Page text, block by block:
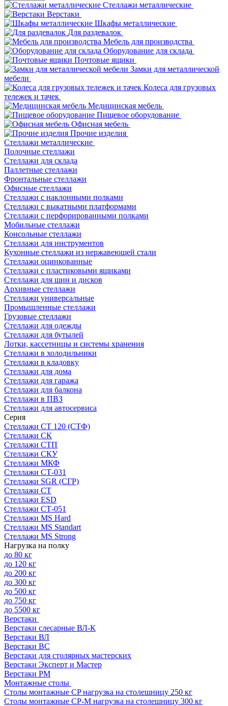
Стеллажи металлические
Верстаки
Шкафы металлические
Для раздевалок
Мебель для производства
Оборудование для склада
Почтовые ящики
Замки для металлической
мебели
Колеса для грузовых
тележек и тачек
Медицинская мебель
Пищевое оборудование
Офисная мебель
Прочие изделия
Стеллажи металлические
Полочные стеллажи
Стеллажи для склада
Паллетные стеллажи
Фронтальные стеллажи
Офисные стеллажи
Стеллажи с наклонными полками
Стеллажи с выкатными платформами
Стеллажи с перфорированными полками
Мобильные стеллажи
Консольные стеллажи
Стеллажи для инструментов
Кухонные стеллажи из нержавеющей стали
Стеллажи оцинкованные
Стеллажи с пластиковыми ящиками
Стеллажи для шин и дисков
Архивные стеллажи
Стеллажи универсальные
Промышленные стеллажи
Грузовые стеллажи
Стеллажи для одежды
Стеллажи для бутылей
Лотки, кассетницы и системы хранения
Стеллажи в холодильники
Стеллажи в кладовку
Стеллажи для дома
Стеллажи для гаража
Стеллажи для балкона
Стеллажи в ПВЗ
Стеллажи для автосервиса
Серия
Стеллажи СТ 120 (СТФ)
Стеллажи СК
Стеллажи СТП
Стеллажи СКУ
Стеллажи МКФ
Стеллажи СТ-031
Стеллажи SGR (СГР)
Стеллажи СТ
Стеллажи ESD
Стеллажи СТ-051
Стеллажи MS Hard
Стеллажи MS Standart
Стеллажи MS Strong
Нагрузка на полку
до 80 кг
до 120 кг
до 200 кг
до 300 кг
до 500 кг
до 750 кг
до 5500 кг
Верстаки
Верстаки слесарные ВЛ-К
Верстаки ВЛ
Верстаки ВС
Верстаки для столярных мастерских
Верстаки Эксперт и Мастер
Верстаки РМ
Монтажные столы
Столы монтажные СP нагрузка на столешницу 250 кг
Столы монтажные СР-М нагрузка на столешницу 300 кг